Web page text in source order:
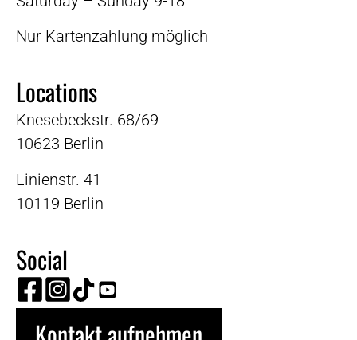
Nur Kartenzahlung möglich
Locations
Knesebeckstr. 68/69
10623 Berlin
Linienstr. 41
10119 Berlin
Social